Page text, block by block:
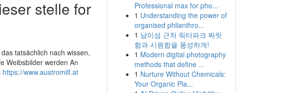
stelle for
tatsächlich nach wissen,
Weibsbilder werden An
https://www.austromilf.at
Professional max for pho...
1 Understanding the power of
organised philanthro...
1 남이섬 근처 워터파크 짜릿
함과 시원함을 풍성하게!
1 Modern digital photography
methods that define ...
1 Nurture Without Chemicals:
Your Organic Pla...